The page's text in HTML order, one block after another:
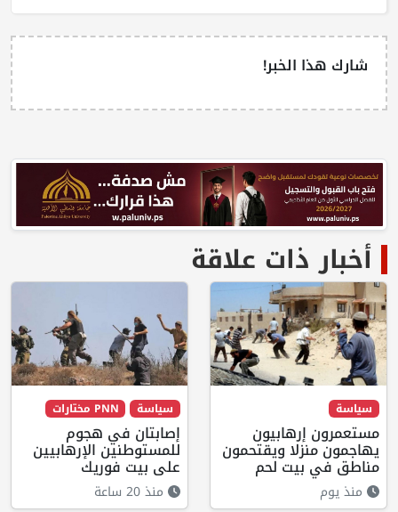
شارك هذا الخبر!
أخبار ذات علاقة
سياسة
مستعمرون إرهابيون
يهاجمون منزلا ويقتحمون
مناطق في بيت لحم
منذ يوم
سياسة PNN مختارات
إصابتان في هجوم
للمستوطنين الإرهابيين
على بيت فوريك
منذ 20 ساعة